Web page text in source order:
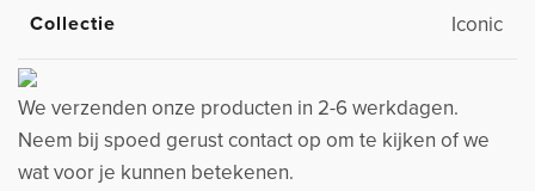
Collectie Iconic
We verzenden onze producten in 2-6 werkdagen.
Neem bij spoed gerust contact op om te kijken of we
wat voor je kunnen betekenen.